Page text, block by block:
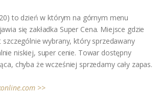
to dzień w którym na górnym menu
się zakładka Super Cena. Miejsce gdzie
szczególnie wybrany, który sprzedawany
niskiej, super cenie. Towar dostępny
chyba że wcześniej sprzedamy cały zapas.
>>